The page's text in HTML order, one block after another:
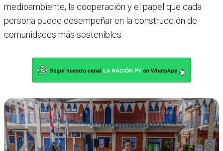
medioambiente, la cooperación y el papel que cada
persona puede desempeñar en la construcción de
comunidades más sostenibles.